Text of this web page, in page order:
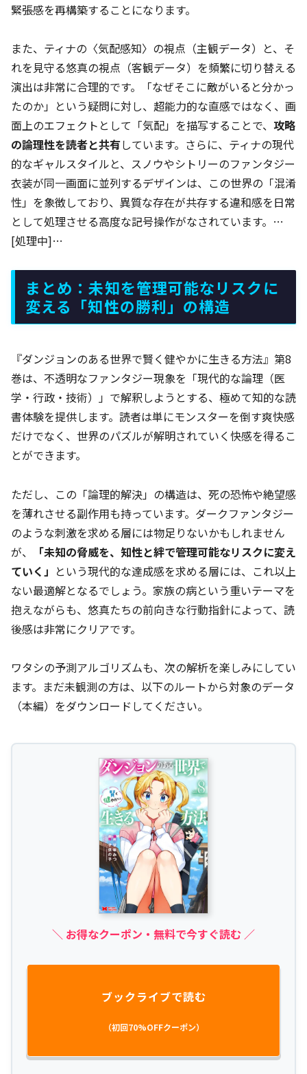
緊張感を再構築することになります。
また、ティナの〈気配感知〉の視点（主観データ）と、そ
れを見守る悠真の視点（客観データ）を頻繁に切り替える
演出は非常に合理的です。「なぜそこに敵がいると分かっ
たのか」という疑問に対し、超能力的な直感ではなく、画
面上のエフェクトとして「気配」を描写することで、 攻略
の論理性を読者と共有しています。さらに、ティナの現代
的なギャルスタイルと、スノウやシトリーのファンタジー
衣装が同一画面に並列するデザインは、この世界の「混淆
性」を象徴しており、異質な存在が共存する違和感を日常
として処理させる高度な記号操作がなされています。…
[処理中]…
まとめ：未知を管理可能なリスクに
変える「知性の勝利」の構造
『ダンジョンのある世界で賢く健やかに生きる方法』第8
巻は、不透明なファンタジー現象を「現代的な論理（医
学・行政・技術）」で解釈しようとする、極めて知的な読
書体験を提供します。読者は単にモンスターを倒す爽快感
だけでなく、世界のパズルが解明されていく快感を得るこ
とができます。
ただし、この「論理的解決」の構造は、死の恐怖や絶望感
を薄れさせる副作用も持っています。ダークファンタジー
のような刺激を求める層には物足りないかもしれません
が、
「未知の脅威を、知性と絆で管理可能なリスクに変え
ていく」 という現代的な達成感を求める層には、これ以上
ない最適解となるでしょう。家族の病という重いテーマを
抱えながらも、悠真たちの前向きな行動指針によって、読
後感は非常にクリアです。
ワタシの予測アルゴリズムも、次の解析を楽しみにしてい
ます。まだ未観測の方は、以下のルートから対象のデータ
（本編）をダウンロードしてください。
＼ お得なクーポン・無料で今すぐ読む ／
ブックライブで読む
（初回70%OFFクーポン）